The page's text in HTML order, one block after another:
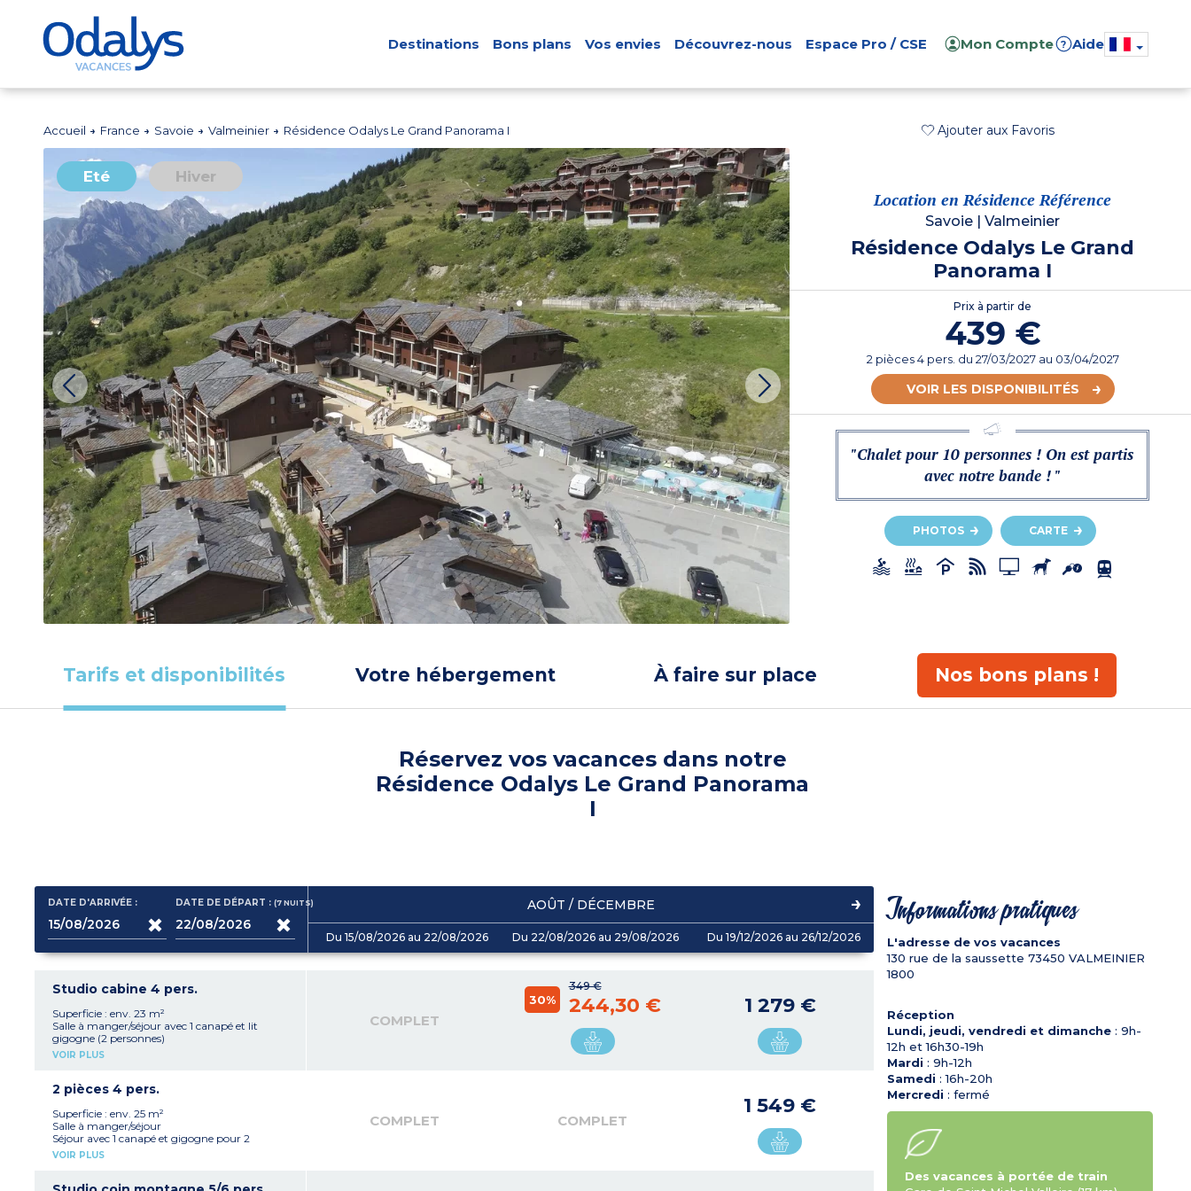
Destinations Bons plans Vos envies Découvrez-nous Espace Pro / CSE Mon Compte ? Aide
Accueil France Savoie Valmeinier Résidence Odalys Le Grand Panorama I Ajouter aux Favoris
Eté Hiver
Location en Résidence Référence
Savoie Valmeinier
Résidence Odalys Le Grand
Panorama I
Prix à partir de
439 €
2 pièces 4 pers. du 27/03/2027au 03/04/2027
VOIR LES DISPONIBILITÉS
"Chalet pour 10 personnes ! On est partis
avec notre bande ! "
PHOTOS CARTE
Tarifs et disponibilités Votre hébergement À faire sur place Nos bons plans !
Réservez vos vacances dans notre
Résidence Odalys Le Grand Panorama
I
DATE D'ARRIVÉE : DATE DE DÉPART :(7NUITS) AOÛT / DÉCEMBRE
Du 15/08/2026 au 22/08/2026 Du 22/08/2026 au 29/08/2026 Du 19/12/2026 au 26/12/2026
Studio cabine 4 pers.
Superficie : env. 23 m²
Salle à manger/séjour avec 1 canapé et lit
gigogne (2 personnes)
Cabine coin couchage avec 1 lit superposé ou 1
réfrigérateur, micro-ondes/gril, cafetière
électrique, lave-vaisselle, bouilloire, grille-pain)
Salle de bain et WC
VOIR PLUS
COMPLET
349 €
30% 244,30 € 1 279 €
2 pièces 4 pers.
Superficie : env. 25 m²
Salle à manger/séjour
Séjour avec 1 canapé et gigogne pour 2
personnes
réfrigérateur, micro-ondes/gril, cafetière
VOIR PLUS
COMPLET COMPLET
1 549 €
Informations pratiques
L'adresse de vos vacances
130 rue de la saussette 73450 VALMEINIER
1800
Réception
Lundi, jeudi, vendredi et dimanche: 9h-
12h et 16h30-19h
Mardi : 9h-12h
Samedi : 16h-20h
Mercredi : fermé
Des vacances à portée de train